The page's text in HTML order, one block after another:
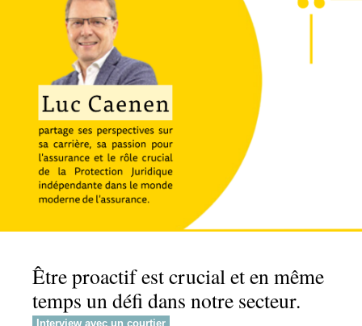
Être proactif est crucial et en même
temps un défi dans notre secteur.
Interview avec un courtier